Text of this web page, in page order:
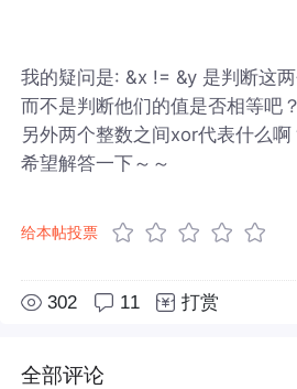
我的疑问是: &x != &y 是判断这
而不是判断他们的值是否相等吧
另外两个整数之间xor代表什么
希望解答一下～～
给本帖投票
302 11 打赏
全部评论